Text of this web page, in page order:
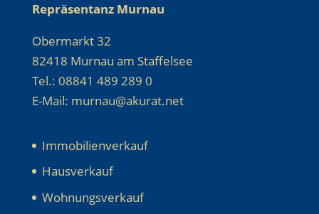
Repräsentanz Murnau
Obermarkt 32
82418 Murnau am Staffelsee
Tel.: 08841 489 289 0
E-Mail: murnau@akurat.net
Immobilienverkauf
Hausverkauf
Wohnungsverkauf